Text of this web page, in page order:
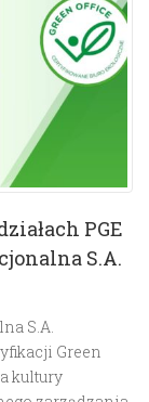
PGE
S.A.
S.A.
Green
kultury